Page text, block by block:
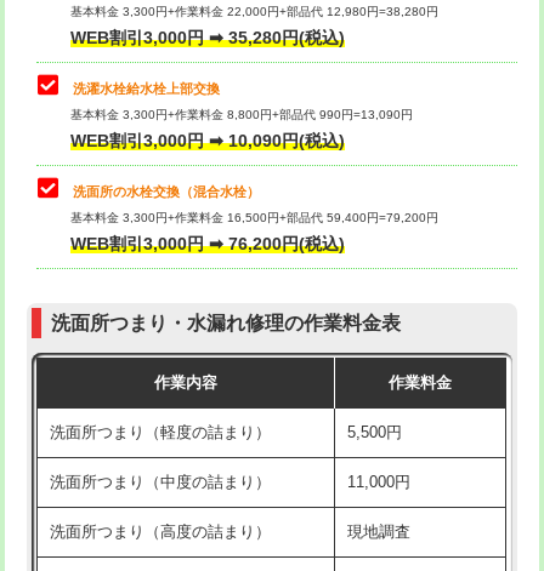
排水管工事（排水管工事/3ｍまで） 55,000円
排水管工事（追加 排水管工事/3ｍ超
え）
マス交換（土の掘削・埋め戻し作業）
マス交換（深さ50㎝未満）
マス交換（深さ50㎝以上）
モルタル補修（厚さ10㎝まで） 27,500円
モルタル補修（厚さ10㎝超え） 38,500円
洗面台設置 38,500円
バスタブ設置 現場見積
その他部品の脱着
交換・取付（タンク）
交換・取付(単水栓（壁付・デッキ
式）)
交換・取付(混合水栓（壁付・デッキ
式・ワンホール）)
16,500円+材料費
（P/S/ポップアップ））
交換・取付（その他部品） 11,000円+材料費
持込商品取付（単水栓） 13,200円
持込商品取付（混合水栓） 16,500円
持込商品取付（浄水器・分岐水栓） 16,500円
給水管工事※（ホール加工) 16,500円
基本料金 3,300円+作業料金 22,000円+部品代 12,980円=38,280円
WEB割引3,000円 ➡ 35,280円(税込)
洗濯水栓給水栓上部交換
基本料金 3,300円+作業料金 8,800円+部品代 990円=13,090円
WEB割引3,000円 ➡ 10,090円(税込)
洗面所の水栓交換（混合水栓）
基本料金 3,300円+作業料金 16,500円+部品代 59,400円=79,200円
WEB割引3,000円 ➡ 76,200円(税込)
洗面所つまり・水漏れ修理の作業料金表
作業内容 作業料金
洗面所つまり（軽度の詰まり） 5,500円
洗面所つまり（中度の詰まり） 11,000円
洗面所つまり（高度の詰まり） 現地調査